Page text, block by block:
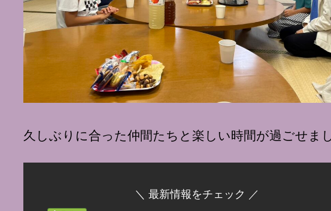
久しぶりに合った仲間たちと楽しい時間が過ごせまし
＼ 最新情報をチェック ／